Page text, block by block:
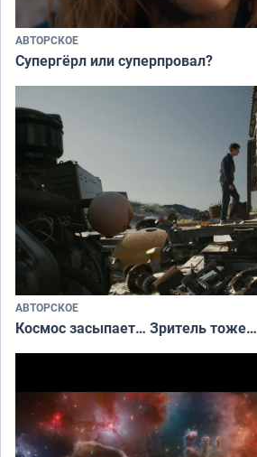
АВТОРСКОЕ
Супергёрл или суперпровал?
АВТОРСКОЕ
Космос засыпает… Зритель тоже…